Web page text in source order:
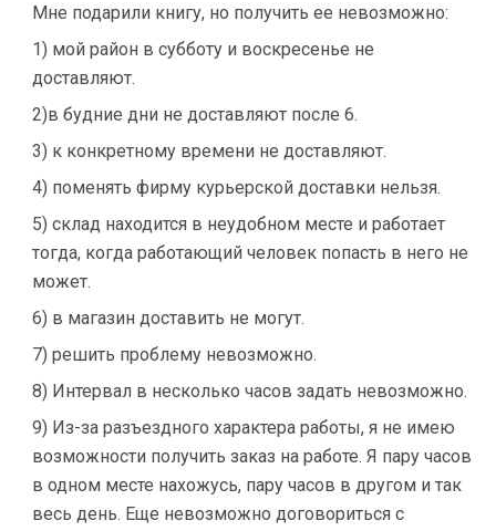
Мне подарили книгу, но получить ее невозможно:
1) мой район в субботу и воскресенье не
доставляют.
2)в будние дни не доставляют после 6.
3) к конкретному времени не доставляют.
4) поменять фирму курьерской доставки нельзя.
5) склад находится в неудобном месте и работает
тогда, когда работающий человек попасть в него не
может.
6) в магазин доставить не могут.
7) решить проблему невозможно.
8) Интервал в несколько часов задать невозможно.
9) Из-за разъездного характера работы, я не имею
возможности получить заказ на работе. Я пару часов
в одном месте нахожусь, пару часов в другом и так
весь день. Еще невозможно договориться с